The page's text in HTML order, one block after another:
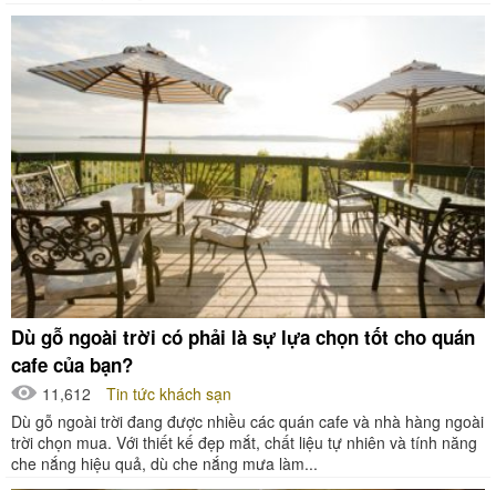
Dù gỗ ngoài trời có phải là sự lựa chọn tốt cho quán
cafe của bạn?
11,612
Tin tức khách sạn
Dù gỗ ngoài trời đang được nhiều các quán cafe và nhà hàng ngoài
trời chọn mua. Với thiết kế đẹp mắt, chất liệu tự nhiên và tính năng
che nắng hiệu quả, dù che nắng mưa làm...